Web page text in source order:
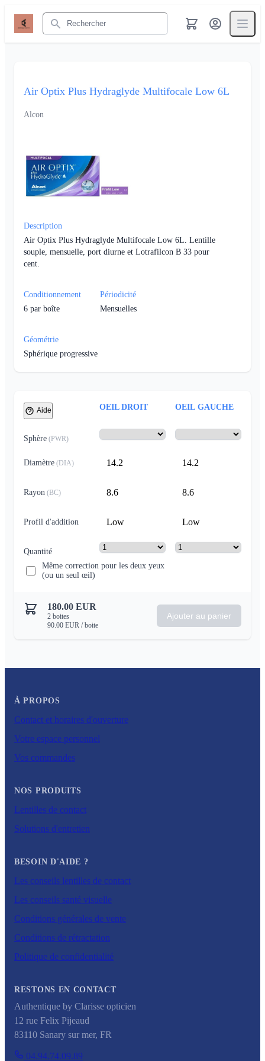
Rechercher
Air Optix Plus Hydraglyde Multifocale Low 6L
Alcon
Description
Air Optix Plus Hydraglyde Multifocale Low 6L. Lentille
souple, mensuelle, port diurne et Lotrafilcon B 33 pour
cent.
Conditionnement
6 par boîte
Périodicité
Mensuelles
Géométrie
Sphérique progressive
Aide OEIL DROIT OEIL GAUCHE
Sphère (PWR)
Diamètre (DIA) 14.2 14.2
Rayon (BC) 8.6 8.6
Profil d'addition Low Low
Quantité
Même correction pour les deux yeux
(ou un seul œil)
180.00 EUR
2 boites
90.00 EUR / boite
Ajouter au panier
À PROPOS
Contact et horaires d'ouverture
Votre espace personnel
Vos commandes
NOS PRODUITS
Lentilles de contact
Solutions d'entretien
BESOIN D'AIDE ?
Les conseils lentilles de contact
Les conseils santé visuelle
Conditions générales de vente
Conditions de rétractation
Politique de confidentialité
RESTONS EN CONTACT
Authentique by Clarisse opticien
12 rue Felix Pijeaud
83110 Sanary sur mer, FR
04.94.74.09.89